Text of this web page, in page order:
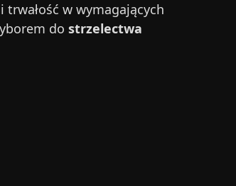
w wymagających
do strzelectwa